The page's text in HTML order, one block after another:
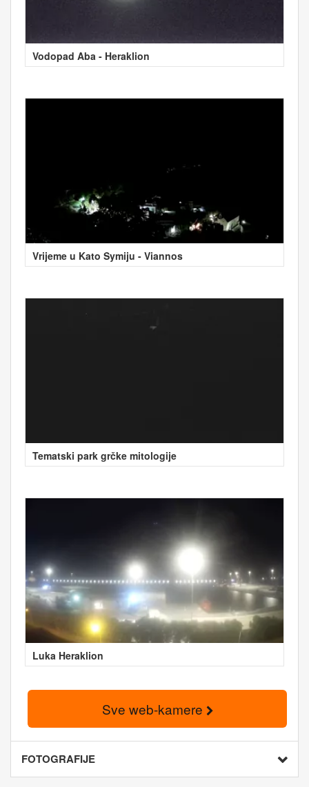
Vodopad Aba - Heraklion
Vrijeme u Kato Symiju - Viannos
Tematski park grčke mitologije
Luka Heraklion
Sve web-kamere
FOTOGRAFIJE